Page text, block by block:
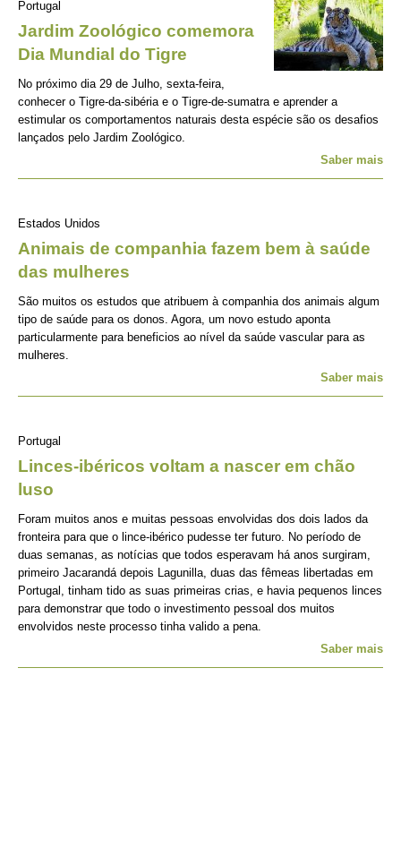
Portugal
Jardim Zoológico comemora
Dia Mundial do Tigre
No próximo dia 29 de Julho, sexta-feira,
conhecer o Tigre-da-sibéria e o Tigre-de-sumatra e aprender a
estimular os comportamentos naturais desta espécie são os desafios
lançados pelo Jardim Zoológico.
Saber mais
Estados Unidos
Animais de companhia fazem bem à saúde
das mulheres
São muitos os estudos que atribuem à companhia dos animais algum
tipo de saúde para os donos. Agora, um novo estudo aponta
particularmente para beneficios ao nível da saúde vascular para as
mulheres.
Saber mais
Portugal
Linces-ibéricos voltam a nascer em chão
luso
Foram muitos anos e muitas pessoas envolvidas dos dois lados da
fronteira para que o lince-ibérico pudesse ter futuro. No período de
duas semanas, as notícias que todos esperavam há anos surgiram,
primeiro Jacarandá depois Lagunilla, duas das fêmeas libertadas em
Portugal, tinham tido as suas primeiras crias, e havia pequenos linces
para demonstrar que todo o investimento pessoal dos muitos
envolvidos neste processo tinha valido a pena.
Saber mais